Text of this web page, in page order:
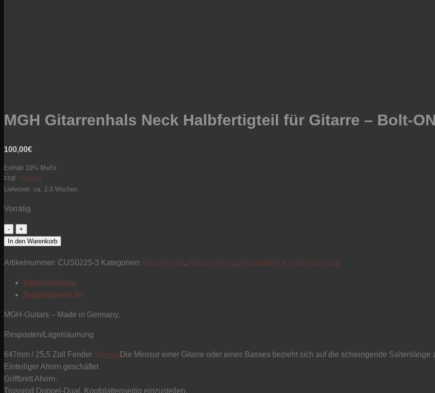
MGH Gitarrenhals Neck Halbfertigteil für Gitarre – Bolt-ON
100,00€
Enthält 19% MwSt.
zzgl. Versand
Lieferzeit: ca. 2-3 Wochen
Vorrätig
MGH
Gitarrenhals
Halbfertigteil
Gitarre
Bolt-
Menge
In den Warenkorb
Artikelnummer: CUS0225-3 Kategorien: Gitarrenhals, Hälse / Necks, Restposten & Lagerräumung
Beschreibung
Rezensionen (0)
MGH-Guitars – Made in Germany.
Resposten/Lagerräumung
647mm / 25,5 Zoll Fender MensurDie Mensur einer Gitarre oder eines Basses bezieht sich auf die schwingende Saitenlänge
Einteiliger Ahorn geschäftet
Griffbrett Ahorn.
Trussrod Doppel-Dual, Kopfplattenseitig einzustellen.